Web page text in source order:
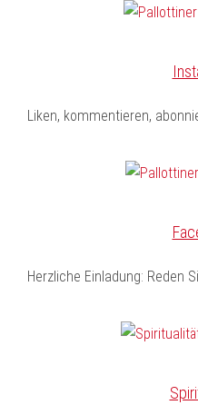
Liken, kommentieren,
Herzliche Einladung: Reden